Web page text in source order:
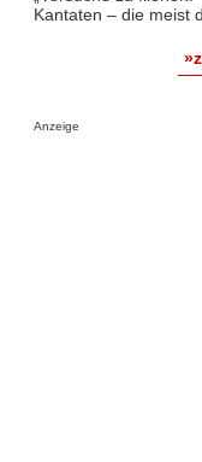
Kantaten – die meist
Anzeige